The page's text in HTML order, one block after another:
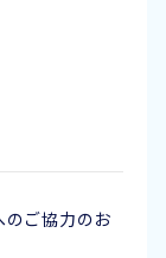
ご協力のお